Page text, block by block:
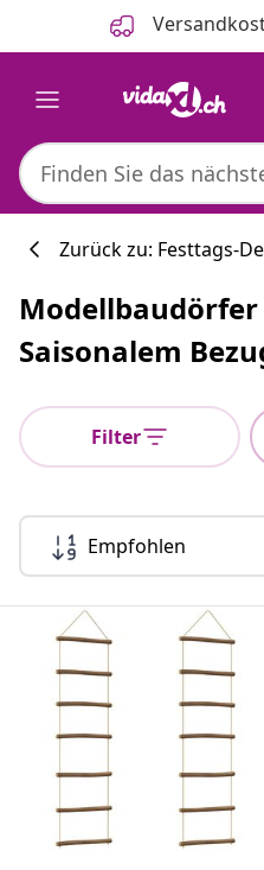
Zurück zu: Festtags-
Saisonalem
Filter
Empfohlen